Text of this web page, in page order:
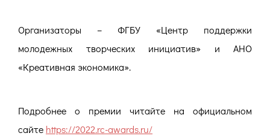
Организаторы – ФГБУ «Центр поддержки
молодежных творческих инициатив» и АНО
«Креативная экономика».
Подробнее о премии читайте на официальном
сайте https://2022.rc-awards.ru/